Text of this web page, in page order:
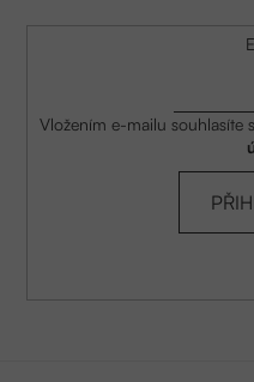
Vložením e-mailu souhlasíte s